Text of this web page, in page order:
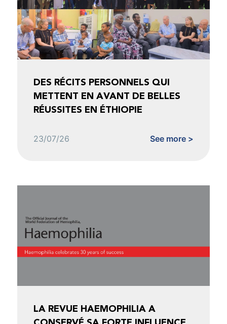
DES RÉCITS PERSONNELS QUI
METTENT EN AVANT DE BELLES
RÉUSSITES EN ÉTHIOPIE
23/07/26 See more >
LA REVUE HAEMOPHILIA A